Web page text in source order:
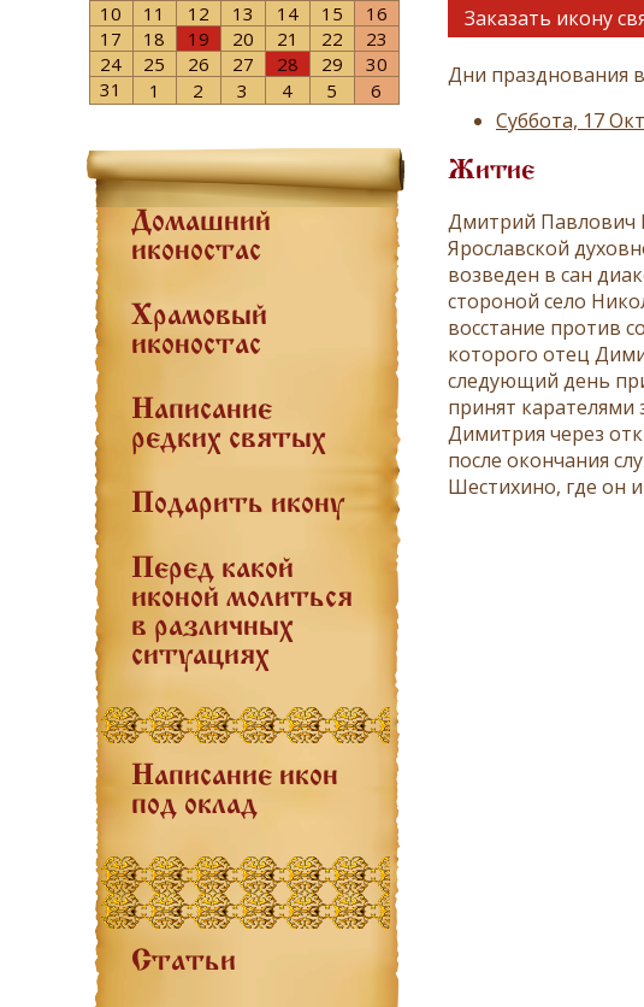
10
11 12 13 14 15
16
17
18 19 20 21 22
23
24
25 26 27 28 29
30
31
1 2 3 4 5 6
Домашний
иконостас
Храмовый
иконостас
Написание
редких святых
Подарить икону
Перед какой
иконой молиться
в различных
ситуациях
Написание икон
под оклад
Статьи
Заказать икону
Дни празднования в
Суббота, 17
Житие
Дмитрий Павлович
Ярославской
возведен в сан
стороной село
восстание против
которого отец
следующий день
принят карателями
Димитрия через
после окончания
Шестихино, где он и